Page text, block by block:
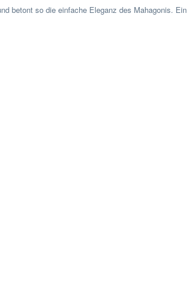
betont so die einfache Eleganz des Mahagonis. Ein